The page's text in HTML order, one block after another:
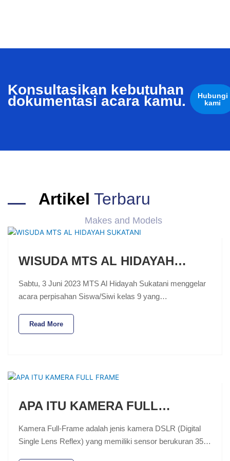
Konsultasikan kebutuhan
dokumentasi acara kamu.
Hubungi
kami
Artikel Terbaru
Makes and Models
WISUDA MTS AL HIDAYAH…
Sabtu, 3 Juni 2023 MTS Al Hidayah Sukatani menggelar
acara perpisahan Siswa/Siwi kelas 9 yang…
Read More
APA ITU KAMERA FULL…
Kamera Full-Frame adalah jenis kamera DSLR (Digital
Single Lens Reflex) yang memiliki sensor berukuran 35…